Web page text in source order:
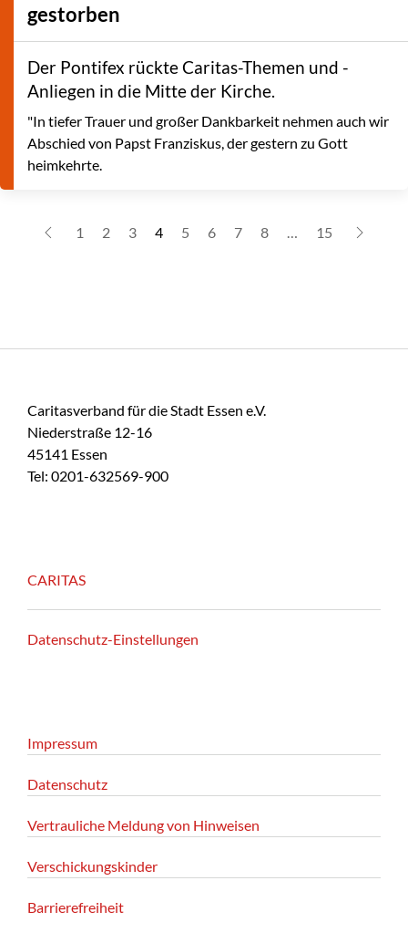
gestorben
Der Pontifex rückte Caritas-Themen und -
Anliegen in die Mitte der Kirche.
"In tiefer Trauer und großer Dankbarkeit nehmen auch wir
Abschied von Papst Franziskus, der gestern zu Gott
heimkehrte.
1 2 3 4 5 6 7 8 15
Caritasverband für die Stadt Essen e.V.
Niederstraße 12-16
45141 Essen
Tel: 0201-632569-900
CARITAS
Datenschutz-Einstellungen
Impressum
Datenschutz
Vertrauliche Meldung von Hinweisen
Verschickungskinder
Barrierefreiheit